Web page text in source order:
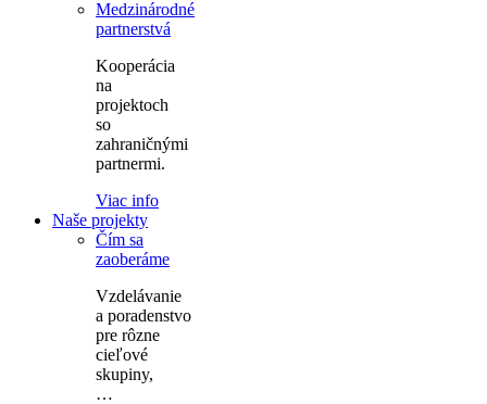
Medzinárodné
partnerstvá
Kooperácia
na
projektoch
so
zahraničnými
partnermi.
Viac info
Naše projekty
Čím sa
zaoberáme
Vzdelávanie
a poradenstvo
pre rôzne
cieľové
skupiny,
…